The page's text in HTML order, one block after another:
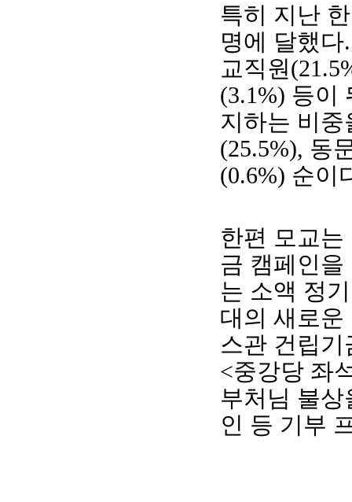
특히 지난
명에 달했다
교직원
(3.1%) 등이
지하는 비
(25.5%), 동
(0.6%) 순이
한편 모교
금 캠페인
는 소액 정
대의 새로
스관 건립기
<중강당 좌
부처님 불
인 등 기부